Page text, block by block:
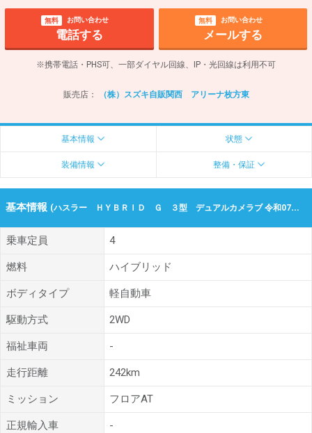
無料 お問い合わせ
電話する
無料 お問い合わせ
メールする
※携帯電話・PHS可、一部ダイヤル回線、IP・光回線は利用不可
販売店： （株）スズキ自販関西 アリーナ枚方東
基本情報 状態
装備情報 整備・保証
基本情報 (ハスラー ＨＹＢＲＩＤ Ｇ ３型 デュアルカメラブ 令和07年（2025年） 242km 大阪府枚方市)
乗車定員 4
燃料 ハイブリッド
ボディタイプ 軽自動車
駆動方式 2WD
福祉車両 -
走行距離 242km
ミッション フロアAT
正規輸入車 -